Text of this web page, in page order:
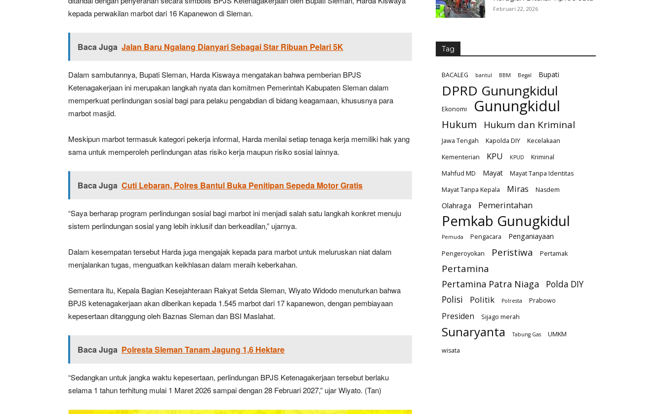
kepada perwakilan marbot dari 16 Kapanewon di Sleman.
Baca Juga Jalan Baru Ngalang Dianyari Sebagai Star Ribuan Pelari 5K
Dalam sambutannya, Bupati Sleman, Harda Kiswaya mengatakan bahwa pemberian BPJS
Ketenagakerjaan ini merupakan langkah nyata dan komitmen Pemerintah Kabupaten Sleman dalam
memperkuat perlindungan sosial bagi para pelaku pengabdian di bidang keagamaan, khususnya para
marbot masjid.
Meskipun marbot termasuk kategori pekerja informal, Harda menilai setiap tenaga kerja memiliki hak yang
sama untuk memperoleh perlindungan atas risiko kerja maupun risiko sosial lainnya.
Baca Juga Cuti Lebaran, Polres Bantul Buka Penitipan Sepeda Motor Gratis
“Saya berharap program perlindungan sosial bagi marbot ini menjadi salah satu langkah konkret menuju
sistem perlindungan sosial yang lebih inklusif dan berkeadilan,” ujarnya.
Dalam kesempatan tersebut Harda juga mengajak kepada para marbot untuk meluruskan niat dalam
menjalankan tugas, menguatkan keikhlasan dalam meraih keberkahan.
Sementara itu, Kepala Bagian Kesejahteraan Rakyat Setda Sleman, Wiyato Widodo menuturkan bahwa
BPJS ketenagakerjaan akan diberikan kepada 1.545 marbot dari 17 kapanewon, dengan pembiayaan
kepesertaan ditanggung oleh Baznas Sleman dan BSI Maslahat.
Baca Juga Polresta Sleman Tanam Jagung 1,6 Hektare
“Sedangkan untuk jangka waktu kepesertaan, perlindungan BPJS Ketenagakerjaan tersebut berlaku
selama 1 tahun terhitung mulai 1 Maret 2026 sampai dengan 28 Februari 2027,” ujar Wiyato. (Tan)
Februari 22, 2026
Tag
BACALEG bantul BBM Begal Bupati
DPRD Gunungkidul
Ekonomi Gunungkidul
Hukum Hukum dan Kriminal
Jawa Tengah Kapolda DIY
Kecelakaan
Kementerian
KPU KPUD
Kriminal
Mahfud MD
Mayat
Mayat Tanpa Identitas
Mayat Tanpa Kepala
Miras Nasdem
Olahraga Pemerintahan
Pemkab Gunugkidul
Pemuda Pengacara Penganiayaan
Pengeroyokan Peristiwa Pertamak
Pertamina
Pertamina Patra Niaga
Polda DIY
Polisi
Politik Polresta Prabowo
Presiden Sijago merah
Sunaryanta Tabung Gas
UMKM
wisata